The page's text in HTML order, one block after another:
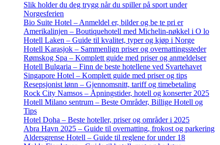
Slik holder du deg trygg når du spiller på sport under
Norgesferien
Bio Suite Hotel – Anmeldel er, bilder og be te pri er
Amerikalinjen – Boutiquehotell med Michelin-nøkkel i O lo
Hotell Laken – Guide til kvalitet, typer og kjøp i Norge
Hotell Karasjok – Sammenlign priser og overnattingssteder
Rømskog Spa – Komplett guide med priser og anmeldelser
Hotell Bulgaria – Finn de beste hotellene ved Svartehavet
Singapore Hotel – Komplett guide med priser og tips
Resepsjonist lønn – Gjennomsnitt, tariff og timebetaling
Rock City Namsos – Åpningstider, hotell og konserter 2025
Hotell Milano sentrum – Beste Områder, Billige Hotell og
Tips
Hotel Doha – Beste hoteller, priser og områder i 2025
Abra Havn 2025 – Guide til overnatting, frokost og parkering
Aldersgrense Hotell – Guide til reglene for under 18